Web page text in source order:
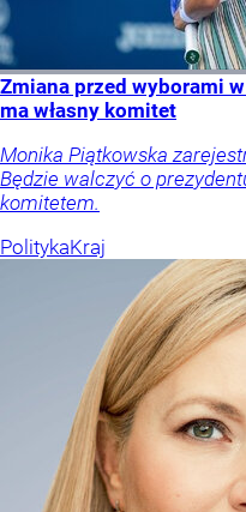
Zmiana przed wyborami
ma własny komitet
Monika Piątkowska
Będzie walczyć o
komitetem.
PolitykaKraj